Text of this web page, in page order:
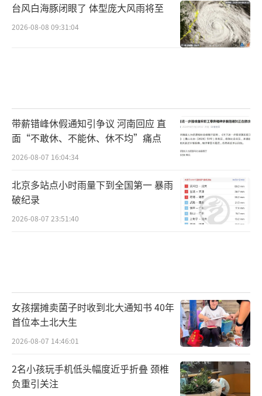
台风白海豚闭眼了 体型庞大风雨将至
2026-08-08 09:31:04
带薪错峰休假通知引争议 河南回应 直
面“不敢休、不能休、休不均”痛点
2026-08-07 16:04:34
北京多站点小时雨量下到全国第一 暴雨
破纪录
2026-08-07 23:51:40
女孩摆摊卖菌子时收到北大通知书 40年
首位本土北大生
2026-08-07 14:46:01
2名小孩玩手机低头幅度近乎折叠 颈椎
负重引关注